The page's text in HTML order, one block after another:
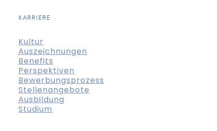
KARRIERE
Kultur
Auszeichnungen
Benefits
Perspektiven
Bewerbungsprozess
Stellenangebote
Ausbildung
Studium